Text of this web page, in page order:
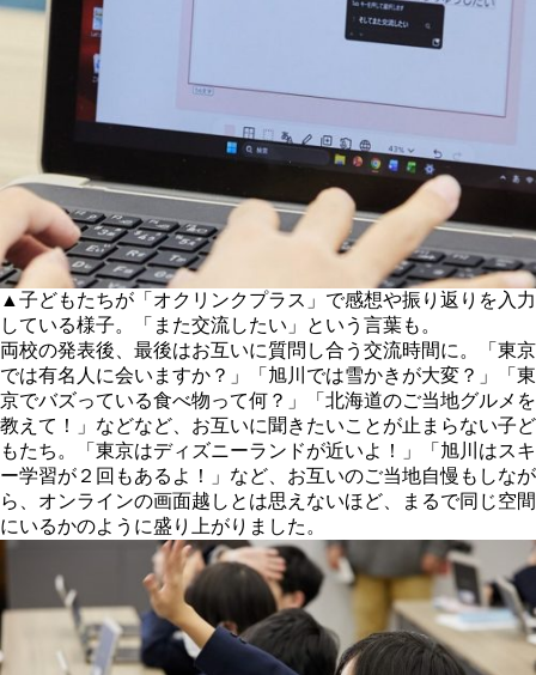
▲子どもたちが「オクリンクプラス」で感想や振り返りを入力
している様子。「また交流したい」という言葉も。
両校の発表後、最後はお互いに質問し合う交流時間に。「東京
では有名人に会いますか？」「旭川では雪かきが大変？」「東
京でバズっている食べ物って何？」「北海道のご当地グルメを
教えて！」などなど、お互いに聞きたいことが止まらない子ど
もたち。「東京はディズニーランドが近いよ！」「旭川はスキ
ー学習が２回もあるよ！」など、お互いのご当地自慢もしなが
ら、オンラインの画面越しとは思えないほど、まるで同じ空間
にいるかのように盛り上がりました。